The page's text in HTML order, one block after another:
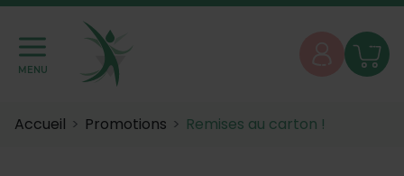
MENU
Accueil Promotions Remises au carton !